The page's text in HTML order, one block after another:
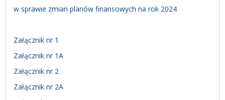
w sprawie zmian planów finansowych na rok 2024
Załącznik nr 1
Załącznik nr 1A
Załącznik nr 2
Załącznik nr 2A